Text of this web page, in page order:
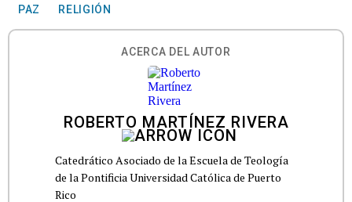
PAZ
RELIGIÓN
ACERCA DEL AUTOR
ROBERTO MARTÍNEZ RIVERA
Catedrático Asociado de la Escuela de Teología
de la Pontificia Universidad Católica de Puerto
Rico